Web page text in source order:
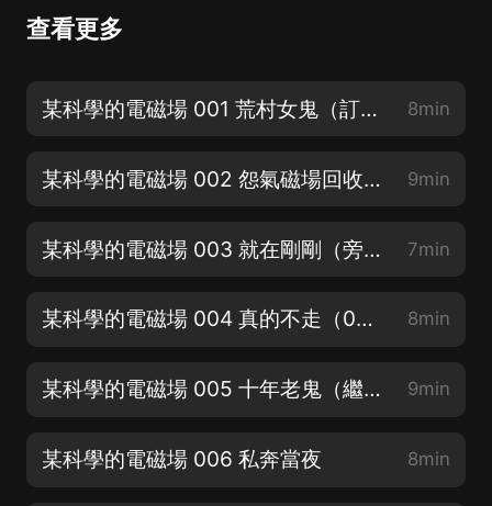
查看更多
某科學的電磁場 001 荒村女鬼（訂閱吧，不嚇人的輕鬆捉鬼小故事，每天打卡領紅包 8min
某科學的電磁場 002 怨氣磁場回收員（訂閱，轉發+評論領紅包） 9min
某科學的電磁場 003 就在剛剛（旁白、宋佳期：寐尹） 7min
某科學的電磁場 004 真的不走（068系統：泠夢） 8min
某科學的電磁場 005 十年老鬼（繼續收聽，解鎖更多演繹cv主播） 9min
某科學的電磁場 006 私奔當夜 8min